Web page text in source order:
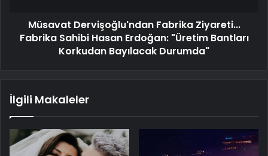
Müsavat Dervişoğlu'ndan Fabrika Ziyareti...
Fabrika Sahibi Hasan Erdoğan: "Üretim Bantları
Korkudan Bayılacak Durumda"
İlgili Makaleler